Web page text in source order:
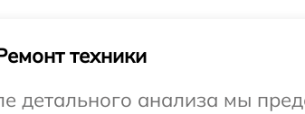
техники
детального анализа мы